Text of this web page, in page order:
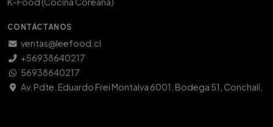
CONTÁCTANOS
ventas@leefood.cl
+56938640217
56938640217
Av. Pdte. Eduardo Frei Montalva 6001, Bodega 51, Conchalí,